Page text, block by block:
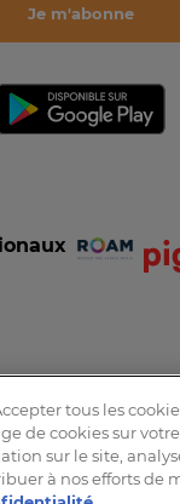
Je m'abonne
© 2016-2026
tous les
de cookies sur
sur le site,
à nos efforts de